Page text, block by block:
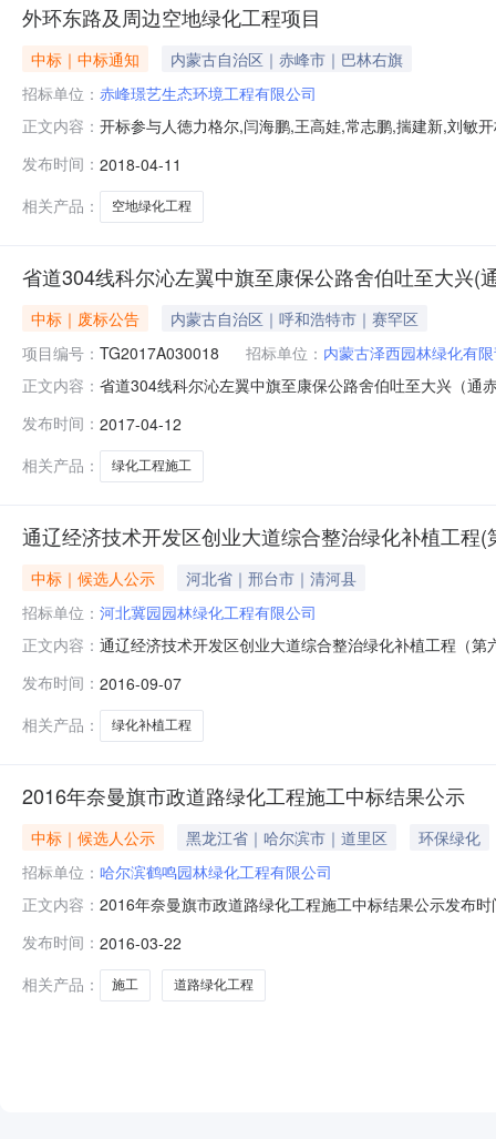
外环东路及周边空地绿化工程项目
中标｜中标通知
内蒙古自治区｜赤峰市｜巴林右旗
招标单位： 赤峰璟艺生态环境工程有限公司
正文内容： 开标参与人徳力格尔,闫海鹏,王高娃,常志鹏,揣建新,刘敏
园林工程有限公司报价:0.000元工期:0投标保证金额:投
发布时间： 2018-04-11
相关产品：
空地绿化工程
省道304线科尔沁左翼中旗至康保公路舍伯吐至大兴(
中标｜废标公告
内蒙古自治区｜呼和浩特市｜赛罕区
项目编号： TG2017A030018 招标单位： 内蒙古泽西园林绿化有
正文内容： 省道304线科尔沁左翼中旗至康保公路舍伯吐至大兴（
（通赤界）段公路工程开鲁境内公路绿化工程施工(招标
发布时间： 2017-04-12
相关产品：
绿化工程施工
通辽经济技术开发区创业大道综合整治绿化补植工程
中标｜候选人公示
河北省｜邢台市｜清河县
招标单位： 河北冀园园林绿化工程有限公司
正文内容： 通辽经济技术开发区创业大道综合整治绿化补植工程（
术开发区创业大道综合整治绿化补植工程（二次），于
委员会对
发布时间： 2016-09-07
相关产品：
绿化补植工程
2016年奈曼旗市政道路绿化工程施工中标结果公示
中标｜候选人公示 黑龙江省｜哈尔滨市｜道里区
环保绿化
招标单位： 哈尔滨鹤鸣园林绿化工程有限公司
正文内容： 2016年奈曼旗市政道路绿化工程施工中标结果公示发布
年03月21日上午09:00在奈曼旗公共资源交易中心开标
委员
发布时间： 2016-03-22
相关产品：
施工 道路绿化工程